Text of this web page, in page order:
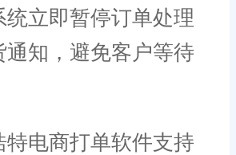
统立即暂停订单处理
通知，避免客户等待
电商打单软件支持